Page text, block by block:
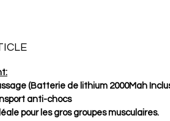
(Batterie de lithium 2000Mah
anti-chocs
pour les gros groupes musculaires.